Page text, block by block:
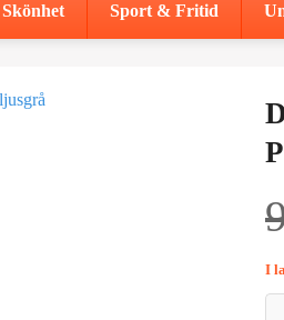
Skönhet Sport & Fritid
I